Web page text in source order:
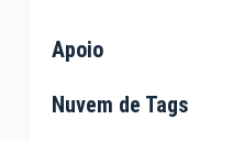
Apoio
Nuvem de Tags